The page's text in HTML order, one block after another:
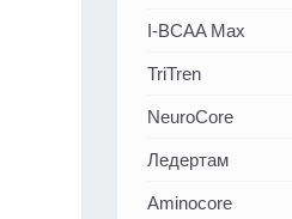
I-BCAA Max
TriTren
NeuroCore
Ледертам
Aminocore